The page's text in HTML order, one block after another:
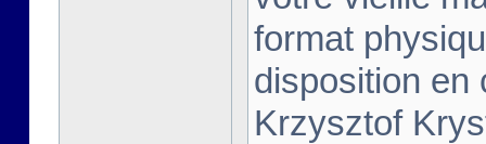
format
disposition en
Krzysztof